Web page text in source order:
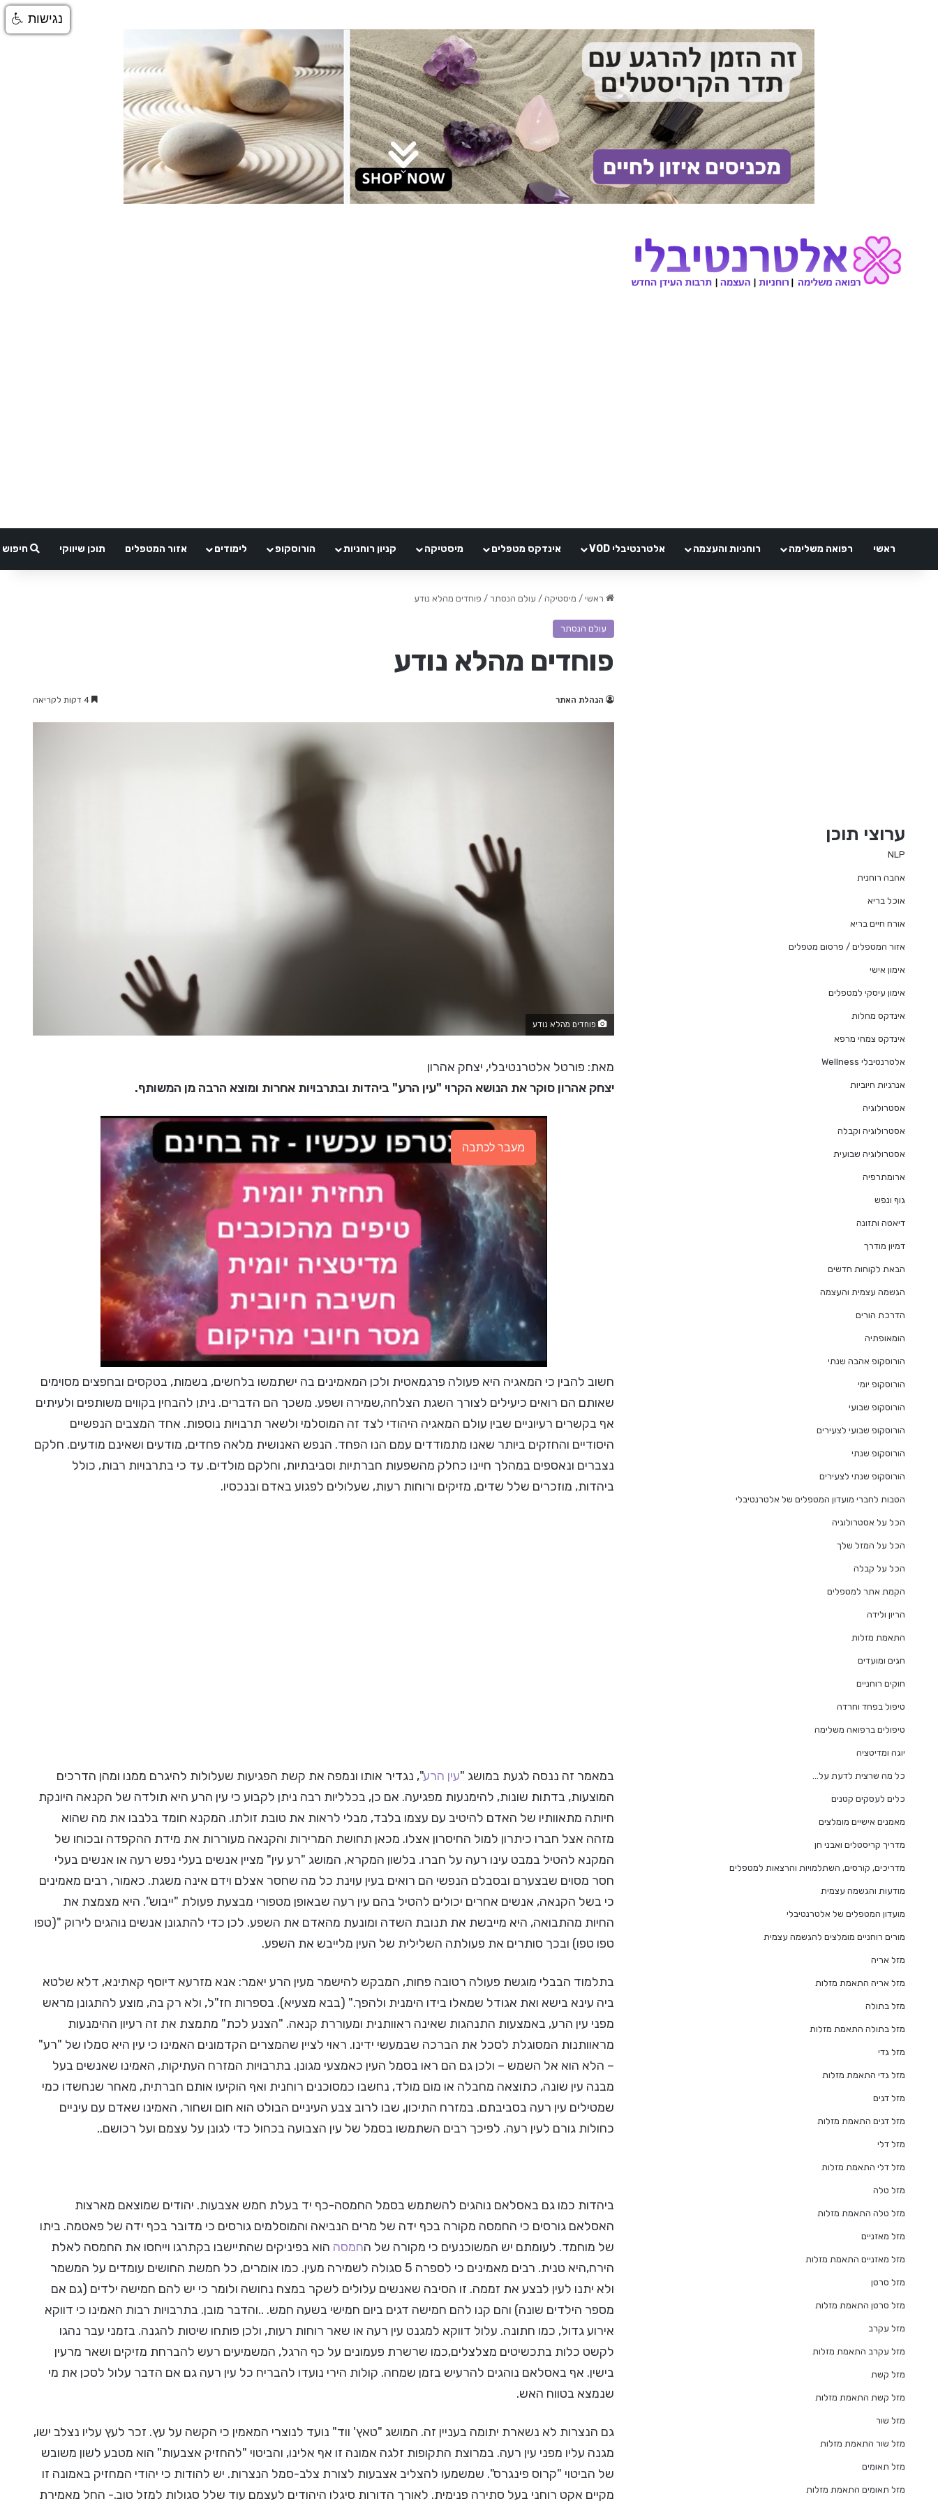
ראשי רפואה משלימה רוחניות והעצמה אלטרנטיבלי VOD אינדקס מטפלים מיסטיקה קניון רוחניות הורוסקופ לימודים אזור המטפלים תוכן שיווקי חיפוש
ראשי / מיסטיקה / עולם הנסתר / פוחדים מהלא נודע
עולם הנסתר
פוחדים מהלא נודע
הנהלת האתר
פוחדים מהלא נודע
מאת: פורטל אלטרנטיבלי, יצחק אהרון
יצחק אהרון סוקר את הנושא הקרוי "עין הרע" ביהדות ובתרבויות אחרות ומוצא הרבה מן המשותף.
מעבר לכתבה
חשוב להבין כי המאגיה היא פעולה פרגמאטית ולכן המאמינים בה ישתמשו בלחשים, בשמות, בטקסים ובחפצים מסוימים
שאותם הם רואים כיעילים לצורך השגת הצלחה,שמירה ושפע. משכך הם הדברים. ניתן להבחין בקווים משותפים ולעיתים
אף בקשרים רעיוניים שבין עולם המאגיה היהודי לצד זה המוסלמי ולשאר תרבויות נוספות. אחד המצבים הנפשיים
היסודיים והחזקים ביותר שאנו מתמודדים עמם הנו הפחד. הנפש האנושית מלאה פחדים, מודעים ושאינם מודעים. חלקם
נצברים ונאספים במהלך חיינו כחלק מהשפעות חברתיות וסביבתיות, וחלקם מולדים. עד כי בתרבויות רבות, כולל
ביהדות, מוזכרים שלל שדים, מזיקים ורוחות רעות, שעלולים לפגוע באדם ובנכסיו.
במאמר זה ננסה לגעת במושג "עין הרע", נגדיר אותו ונמפה את קשת הפגיעות שעלולות להיגרם ממנו ומהן הדרכים
המוצעות, בדתות שונות, להימנעות מפגיעה. אם כן, בכלליות רבה ניתן לקבוע כי עין הרע היא תולדה של הקנאה היונקת
חיותה מתאוותיו של האדם להיטיב עם עצמו בלבד, מבלי לראות את טובת זולתו. המקנא חומד בלבבו את מה שהוא
מזהה אצל חברו כיתרון למול החיסרון אצלו. מכאן תחושת המרירות והקנאה מעוררות את מידת ההקפדה ובכוחו של
המקנא להטיל במבט עינו רעה על חברו. בלשון המקרא, המושג "רע עין" מציין אנשים בעלי נפש רעה או אנשים בעלי
חסר מסוים שבצערם ובסבלם הנפשי הם רואים בעין עוינת כל מה שחסר אצלם וידם אינה משגת. כאמור, רבים מאמינים
כי בשל הקנאה, אנשים אחרים יכולים להטיל בהם עין רעה שבאופן מטפורי מבצעת פעולת "ייבוש". היא מצמצת את
החיות מהתבואה, היא מייבשת את תנובת השדה ומונעת מהאדם את השפע. לכן כדי להתגונן אנשים נוהגים לירוק "(טפו
טפו טפו) ובכך סותרים את פעולתה השלילית של העין מלייבש את השפע.
בתלמוד הבבלי מוגשת פעולה רטובה פחות, המבקש להישמר מעין הרע יאמר: אנא מזרעא דיוסף קאתינא, דלא שלטא
ביה עינא בישא ואת אגודל שמאלו בידו הימנית ולהפך." (בבא מצעיא). בספרות חז"ל, ולא רק בה, מוצע להתגונן מראש
מפני עין הרע, באמצעות התנהגות שאינה ראוותנית ומעוררת קנאה. "הצנע לכת" מתמצת את זה רעיון ההימנעות
מראוותנות המסוגלת לסכל את הברכה שבמעשי ידינו. ראוי לציין שהמצרים הקדמונים האמינו כי עין היא סמלו של "רע"
– הלא הוא אל השמש – ולכן גם הם ראו בסמל העין כאמצעי מגונן. בתרבויות המזרח העתיקות, האמינו שאנשים בעל
מבנה עין שונה, כתוצאה מחבלה או מום מולד, נחשבו כמסוכנים רוחנית ואף הוקיעו אותם חברתית, מאחר שנחשדו כמי
שמטילים עין רעה בסביבתם. במזרח התיכון, שבו לרוב צבע העיניים הבולט הוא חום ושחור, האמינו שאדם עם עיניים
כחולות גורם לעין רעה. לפיכך רבים השתמשו בסמל של עין הצבועה בכחול כדי לגונן על עצמם ועל רכושם..
ביהדות כמו גם באסלאם נוהגים להשתמש בסמל החמסה-כף יד בעלת חמש אצבעות. יהודים שמוצאם מארצות
האסלאם גורסים כי החמסה מקורה בכף ידה של מרים הנביאה והמוסלמים גורסים כי מדובר בכף ידה של פאטמה. ביתו
של מוחמד. לעומתם יש המשוכנעים כי מקורה של החמסה הוא בפיניקים שהתיישבו בקתרגו וייחסו את החמסה לאלת
הירח,היא טנית. רבים מאמינים כי לספרה 5 סגולה לשמירה מעין. כמו אומרים, כל חמשת החושים עומדים על המשמר
ולא יתנו לעין לבצע את זממה. זו הסיבה שאנשים עלולים לשקר במצח נחושה ולומר כי יש להם חמישה ילדים (גם אם
מספר הילדים שונה) והם קנו להם חמישה דגים ביום חמישי בשעה חמש. ..והדבר מובן. בתרבויות רבות האמינו כי דווקא
אירוע גדול, כמו חתונה. עלול דווקא למגנט עין רעה או שאר רוחות רעות, ולכן פותחו שיטות להגנה. בזמני עבר נהגו
לקשט כלות בתכשיטים מצלצלים,כמו שרשרת פעמונים על כף הרגל, המשמיעים רעש להברחת מזיקים ושאר מרעין
בישין. אף באסלאם נוהגים להרעיש בזמן שמחה. קולות הירי נועדו להבריח כל עין רעה גם אם הדבר עלול לסכן את מי
שנמצא בטווח האש.
גם הנצרות לא נשארת יתומה בעניין זה. המושג "טאץ' ווד" נועד לנוצרי המאמין כי הקשה על עץ. זכר לעץ עליו נצלב ישו,
מגנה עליו מפני עין רעה. במרוצת התקופות זלגה אמונה זו אף אלינו, והביטוי "להחזיק אצבעות" הוא מטבע לשון משובש
של הביטוי "קרוס פינגרס". שמשמעו להצליב אצבעות לצורת צלב-סמל הנצרות. יש להודות כי יהודי המחזיק באמונה זו
מקיים אקט רוחני בעל סתירה פנימית. לאורך הדורות סיגלו היהודים לעצמם עוד שלל סגולות למזל טוב.- החל מאמירת
ערוצי תוכן
NLP
אהבה רוחנית
אוכל בריא
אורח חיים בריא
אזור המטפלים / פרסום מטפלים
אימון אישי
אימון עיסקי למטפלים
אינדקס מחלות
אינדקס צמחי מרפא
אלטרנטיבלי Wellness
אנרגיות חיוביות
אסטרולוגיה
אסטרולוגיה וקבלה
אסטרולוגיה שבועית
ארומתרפיה
גוף ונפש
דיאטה ותזונה
דמיון מודרך
הבאת לקוחות חדשים
הגשמה עצמית והעצמה
הדרכת הורים
הומאופתיה
הורוסקופ אהבה שנתי
הורוסקופ יומי
הורוסקופ שבועי
הורוסקופ שבועי לצעירים
הורוסקופ שנתי
הורוסקופ שנתי לצעירים
הטבות לחברי מועדון המטפלים של אלטרנטיבלי
הכל על אסטרולוגיה
הכל על המזל שלך
הכל על קבלה
הקמת אתר למטפלים
הריון ולידה
התאמת מזלות
חגים ומועדים
חוקים רוחניים
טיפול בפחד וחרדה
טיפולים ברפואה משלימה
יוגה ומדיטציה
כל מה שרצית לדעת על…
כלים לעסקים קטנים
מאמנים אישיים מומלצים
מדריך קריסטלים ואבני חן
מדריכים, קורסים, השתלמויות והרצאות למטפלים
מודעות והגשמה עצמית
מועדון המטפלים של אלטרנטיבלי
מורים רוחניים מומלצים להגשמה עצמית
מזל אריה
מזל אריה התאמת מזלות
מזל בתולה
מזל בתולה התאמת מזלות
מזל גדי
מזל גדי התאמת מזלות
מזל דגים
מזל דגים התאמת מזלות
מזל דלי
מזל דלי התאמת מזלות
מזל טלה
מזל טלה התאמת מזלות
מזל מאזניים
מזל מאזניים התאמת מזלות
מזל סרטן
מזל סרטן התאמת מזלות
מזל עקרב
מזל עקרב התאמת מזלות
מזל קשת
מזל קשת התאמת מזלות
מזל שור
מזל שור התאמת מזלות
מזל תאומים
מזל תאומים התאמת מזלות
נגישות